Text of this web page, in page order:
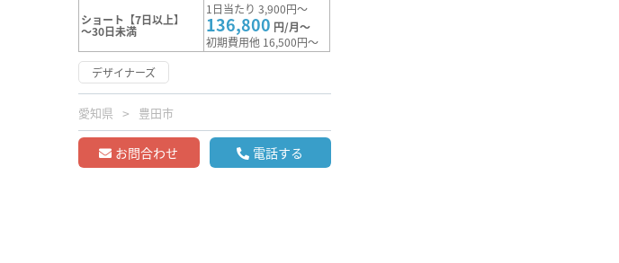
ショート【7日以上】
～30日未満
1日当たり 3,900円～
136,800 円/月～
初期費用他 16,500円～
デザイナーズ
愛知県 豊田市
お問合わせ 電話する